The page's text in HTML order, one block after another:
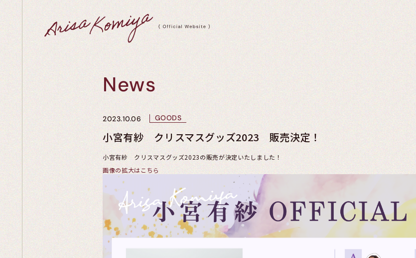
News
2023.10.06 GOODS
小宮有紗 クリスマスグッズ2023 販売決定！
小宮有紗 クリスマスグッズ2023の販売が決定いたしました！
画像の拡大はこちら